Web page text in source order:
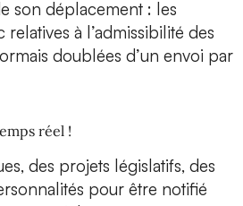
son déplacement : les
à l’admissibilité des
doublées d’un envoi par
réel !
des projets législatifs, des
pour être notifié